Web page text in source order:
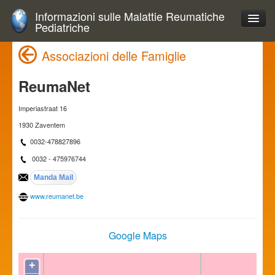
Informazioni sulle Malattie Reumatiche
Pediatriche
Associazioni delle Famiglie
ReumaNet
Imperiastraat 16
1930 Zaventem
0032-478827896
0032 - 475976744
www.reumanet.be
Google Maps
+